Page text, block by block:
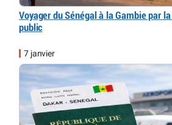
Voyager du Sénégal à la Gambie par
public
7 janvier